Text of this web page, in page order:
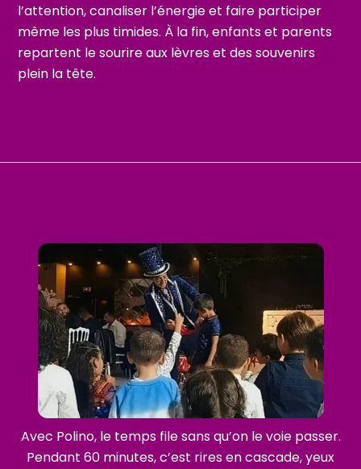
l’attention, canaliser l’énergie et faire participer
même les plus timides. À la fin, enfants et parents
repartent le sourire aux lèvres et des souvenirs
plein la tête.
Avec Polino, le temps file sans qu’on le voie passer.
Pendant 60 minutes, c’est rires en cascade, yeux